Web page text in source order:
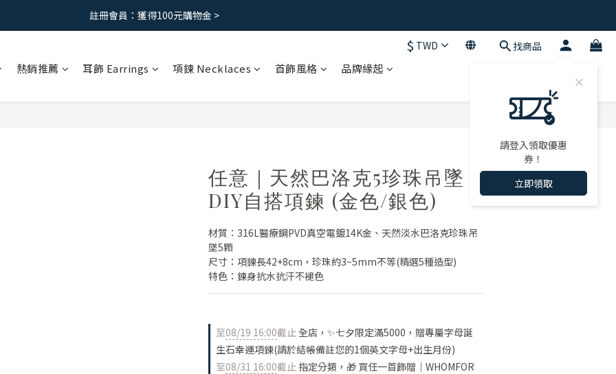
免運優惠｜台灣滿 1500 ，港澳滿2500
註冊會員：獲得100元購物金 >
$ TWD 找商品
請登入領取優惠
券！
立即領取
熱銷推薦 耳飾 Earrings 項鍊 Necklaces 首飾風格 品牌緣起
任意｜天然巴洛克5珍珠吊墜
DIY自搭項鍊 (金色/銀色)
材質：316L醫療鋼PVD真空電鍍14K金、天然淡水巴洛克珍珠吊
墜5顆
尺寸：項鍊長42+8cm，珍珠約3~5mm不等(精選5種造型)
特色：鍊身抗水抗汗不褪色
至08/19 16:00截止全店，✨七夕限定滿5000，贈專屬字母誕
生石幸運項鍊(請於結帳備註您的1個英文字母+出生月份)
至08/31 16:00截止 指定分類，🎁 買任一首飾贈｜WHOMFOR